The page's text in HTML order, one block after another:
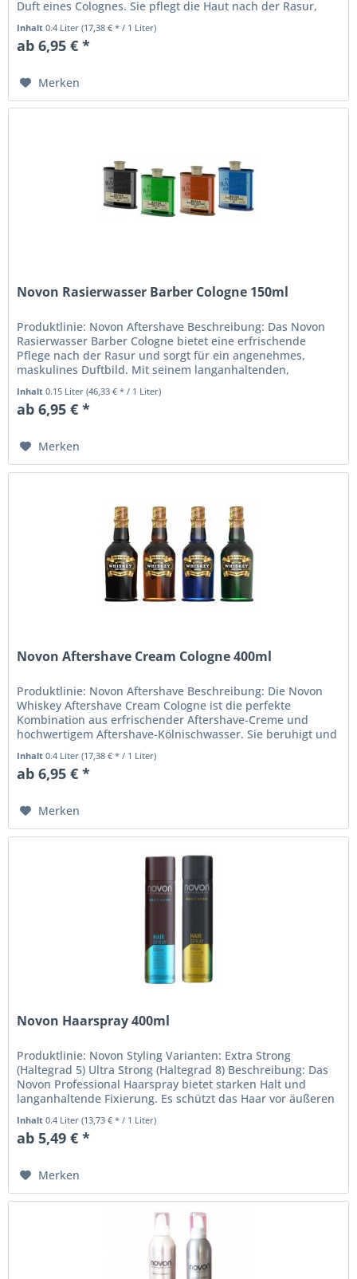
Duft eines Colognes. Sie pflegt die Haut nach der Rasur,
Inhalt0.4 Liter(17,38 € * / 1 Liter)
ab 6,95 € *
Merken
Novon Rasierwasser Barber Cologne 150ml
Produktlinie: Novon Aftershave Beschreibung: Das Novon
Rasierwasser Barber Cologne bietet eine erfrischende
Pflege nach der Rasur und sorgt für ein angenehmes,
maskulines Duftbild. Mit seinem langanhaltenden,
dezenten Duft wirkt es nicht...
Inhalt0.15 Liter(46,33 € * / 1 Liter)
ab 6,95 € *
Merken
Novon Aftershave Cream Cologne 400ml
Produktlinie: Novon Aftershave Beschreibung: Die Novon
Whiskey Aftershave Cream Cologne ist die perfekte
Kombination aus erfrischender Aftershave-Creme und
hochwertigem Aftershave-Kölnischwasser. Sie beruhigt und
pflegt die Haut nach der...
Inhalt0.4 Liter(17,38 € * / 1 Liter)
ab 6,95 € *
Merken
Novon Haarspray 400ml
Produktlinie: Novon Styling Varianten: Extra Strong
(Haltegrad 5) Ultra Strong (Haltegrad 8) Beschreibung: Das
Novon Professional Haarspray bietet starken Halt und
langanhaltende Fixierung. Es schützt das Haar vor äußeren
Einflüssen und...
Inhalt0.4 Liter(13,73 € * / 1 Liter)
ab 5,49 € *
Merken